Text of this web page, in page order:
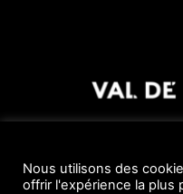
Nous utilisons des
offrir l'expérience la plus